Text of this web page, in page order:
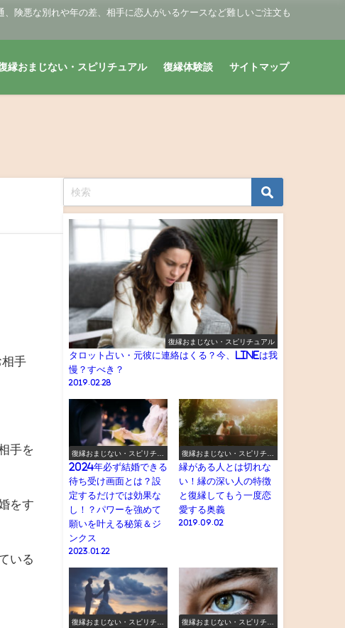
険悪な別れや年の差、相手に恋人がいるケースなど難しいご注文も
縁おまじない・スピリチュアル 復縁体験談 サイトマップ
手
手を
をす
いる
復縁おまじない・スピリチュアル
タロット占い・元彼に連絡はくる？今、LINEは我
慢？すべき？
2019.02.28
復縁おまじない・スピリチュ
アル
2024年必ず結婚できる
待ち受け画面とは？設
定するだけでは効果な
し！？パワーを強めて
願いを叶える秘策＆ジ
ンクス
2023.01.22
復縁おまじない・スピリチュ
アル
縁がある人とは切れな
い！縁の深い人の特徴
と復縁してもう一度恋
愛する奥義
2019.09.02
復縁おまじない・スピリチュ
復縁おまじない・スピリチュ